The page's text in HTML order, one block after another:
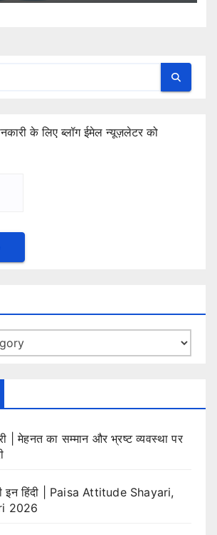
के लिए ब्लॉग ईमेल न्यूज़लेटर को
| मेहनत का सम्मान और भ्रष्ट व्यवस्था पर
इन हिंदी | Paisa Attitude Shayari,
2026